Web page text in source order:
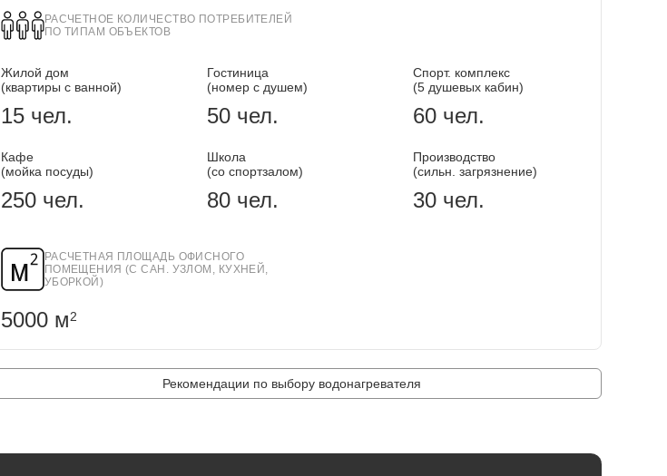
РАСЧЕТНОЕ КОЛИЧЕСТВО ПОТРЕБИТЕЛЕЙ
ПО ТИПАМ ОБЪЕКТОВ
Жилой дом
(квартиры с ванной)
15 чел.
Гостиница
(номер с душем)
50 чел.
Спорт. комплекс
(5 душевых кабин)
60 чел.
Кафе
(мойка посуды)
250 чел.
Школа
(со спортзалом)
80 чел.
Производство
(сильн. загрязнение)
30 чел.
РАСЧЕТНАЯ ПЛОЩАДЬ ОФИСНОГО
ПОМЕЩЕНИЯ (С САН. УЗЛОМ, КУХНЕЙ,
УБОРКОЙ)
5000 м2
Рекомендации по выбору водонагревателя